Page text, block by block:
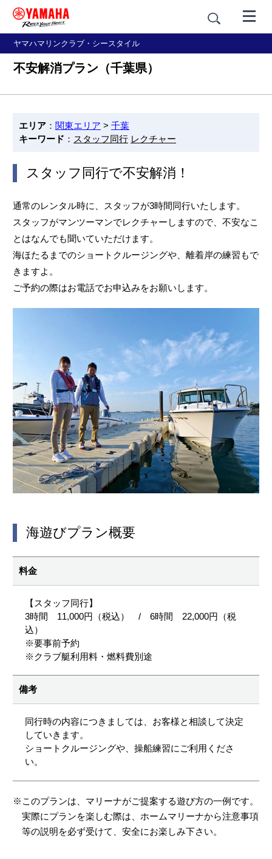
ヤマハマリンクラブ・シースタイル
不安解消プラン（千葉県）
エリア ： 関東エリア > 千葉
キーワード ： スタッフ同行 レクチャー
スタッフ同行で不安解消！
通常のレンタル時に、スタッフが3時間同行いたします。
スタッフがマンツーマンでレクチャーしますので、不安なこ
とはなんでも聞いていただけます。
海ほたるまでのショートクルージングや、離着岸の練習もで
きますよ。
ご予約の際はお電話でお申込みをお願いします。
海遊びプラン概要
料金
【スタッフ同行】
3時間 11,000円（税込） / 6時間 22,000円（税
込）
※要事前予約
※クラブ艇利用料・燃料費別途
備考
同行時の内容につきましては、お客様と相談して決定
していきます。
ショートクルージングや、操船練習にご利用くださ
い。
※このプランは、マリーナがご提案する遊び方の一例です。
実際にプランを楽しむ際は、ホームマリーナから注意事項
等の説明を必ず受けて、安全にお楽しみ下さい。